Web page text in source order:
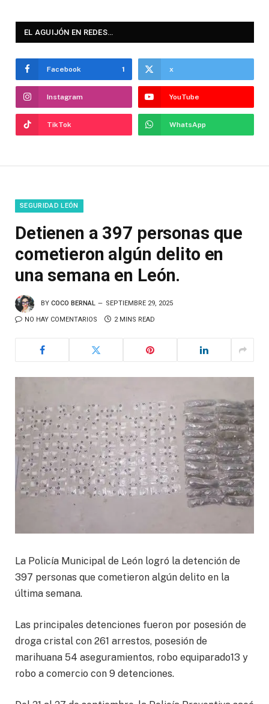
EL AGUIJÓN EN REDES…
Facebook 1 x
Instagram YouTube
TikTok WhatsApp
SEGURIDAD LEÓN
Detienen a 397 personas que
cometieron algún delito en
una semana en León.
BY COCO BERNAL SEPTIEMBRE 29, 2025
NO HAY COMENTARIOS 2 MINS READ
La Policía Municipal de León logró la detención de
397 personas que cometieron algún delito en la
última semana.
Las principales detenciones fueron por posesión de
droga cristal con 261 arrestos, posesión de
marihuana 54 aseguramientos, robo equiparado13 y
robo a comercio con 9 detenciones.